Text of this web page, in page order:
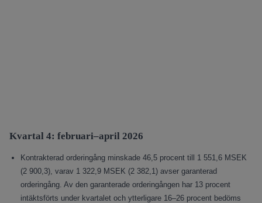
Kvartal 4: februari–april 2026
Kontrakterad orderingång minskade 46,5 procent till 1 551,6 MSEK
(2 900,3), varav 1 322,9 MSEK (2 382,1) avser garanterad
orderingång. Av den garanterade orderingången har 13 procent
intäktsförts under kvartalet och ytterligare 16–26 procent bedöms